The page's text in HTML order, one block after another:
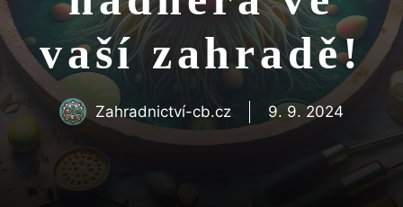
vaší zahradě!
Zahradnictví-cb.cz 9. 9. 2024